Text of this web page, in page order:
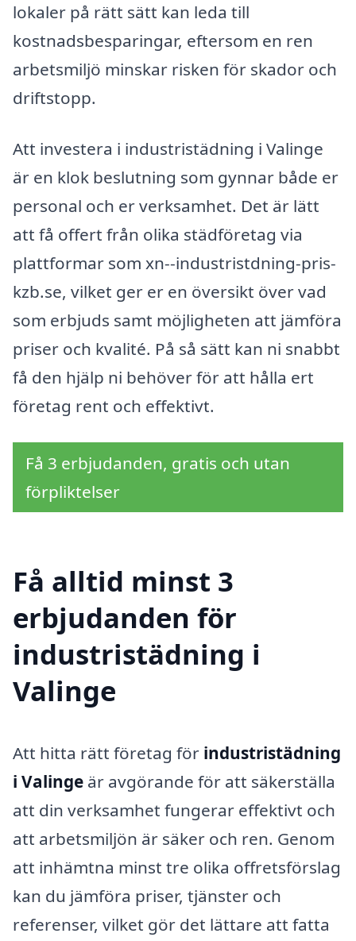
lokaler på rätt sätt kan leda till
kostnadsbesparingar, eftersom en ren
arbetsmiljö minskar risken för skador och
driftstopp.
Att investera i industristädning i Valinge
är en klok beslutning som gynnar både er
personal och er verksamhet. Det är lätt
att få offert från olika städföretag via
plattformar som xn--industristdning-pris-
kzb.se, vilket ger er en översikt över vad
som erbjuds samt möjligheten att jämföra
priser och kvalité. På så sätt kan ni snabbt
få den hjälp ni behöver för att hålla ert
företag rent och effektivt.
Få 3 erbjudanden, gratis och utan
förpliktelser
Få alltid minst 3
erbjudanden för
industristädning i
Valinge
Att hitta rätt företag för industristädning
i Valinge är avgörande för att säkerställa
att din verksamhet fungerar effektivt och
att arbetsmiljön är säker och ren. Genom
att inhämtna minst tre olika offretsförslag
kan du jämföra priser, tjänster och
referenser, vilket gör det lättare att fatta